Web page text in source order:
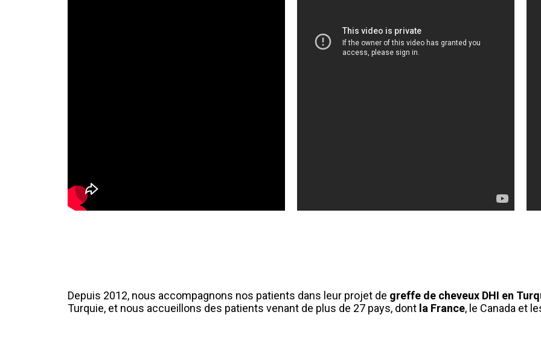
Depuis 2012, nous accompagnons nos patients dans leur projet de greffe de cheveux DHI en
Turquie, et nous accueillons des patients venant de plus de 27 pays, dont la France, le Canada et